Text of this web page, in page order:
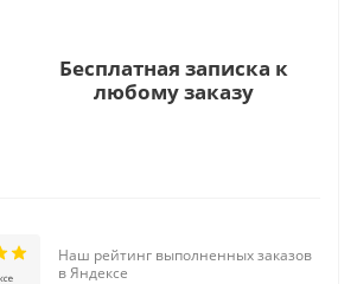
Бесплатная записка к
любому заказу
Наш рейтинг выполненных заказов
в Яндексе